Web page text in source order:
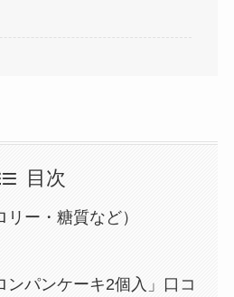
目次
ー・糖質など）
ンパンケーキ2個入」口コ